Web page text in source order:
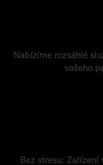
Nabízíme rozsáhlé
vašeho
Bez stresu: